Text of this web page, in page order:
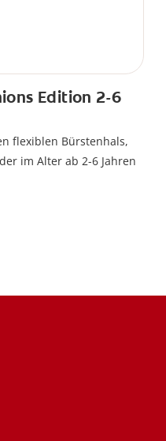
Edition 2-6
flexiblen Bürstenhals,
im Alter ab 2-6 Jahren